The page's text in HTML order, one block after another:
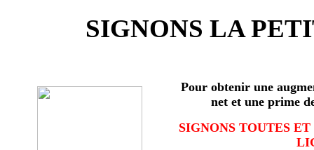
SIGNONS LA
Pour obtenir une
net et une prime
SIGNONS TOUTES